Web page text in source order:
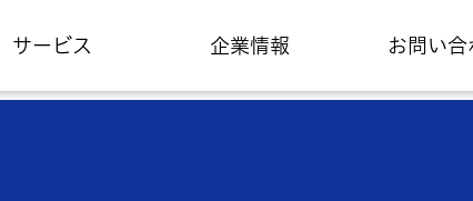
サービス 企業情報 お問い合